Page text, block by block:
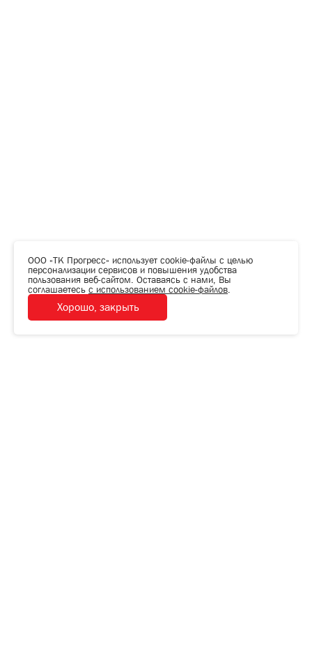
ООО «ТК Прогресс» использует cookie-файлы с целью
персонализации сервисов и повышения удобства
пользования веб-сайтом. Оставаясь с нами, Вы
соглашаетесь с использованием cookie-файлов.
Хорошо, закрыть